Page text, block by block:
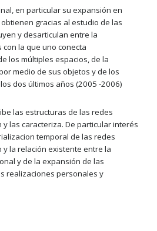
en particular su expansión en
gracias al estudio de las
y desarticulan entre la
la que uno conecta
los múltiples espacios, de la
medio de sus objetos y de los
dos últimos años (2005 -2006)
las estructuras de las redes
las caracteriza. De particular interés
temporal de las redes
la relación existente entre la
y de la expansión de las
realizaciones personales y